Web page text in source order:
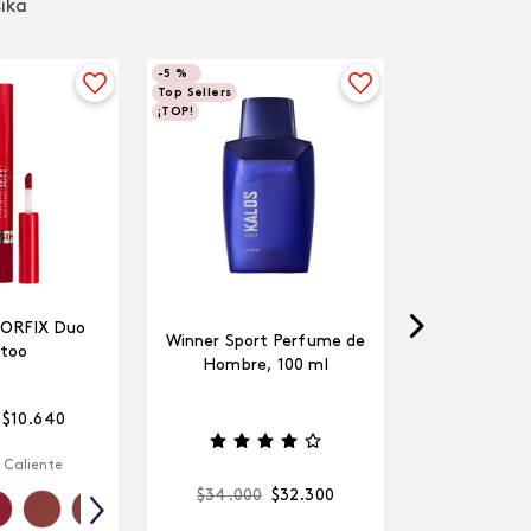
Duo
$10 .640
Caliente
-5 %
Top Sellers
¡TOP!
Winner Sport Perfume de
Hombre, 100 ml
$34.000 $32 .300